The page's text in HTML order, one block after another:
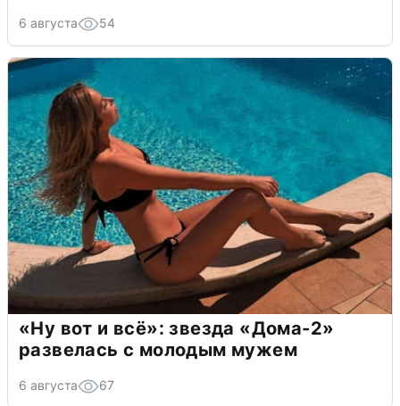
6 августа 54
«Ну вот и всё»: звезда «Дома-2»
развелась с молодым мужем
6 августа 67